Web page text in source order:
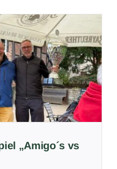
„Amigo´s vs